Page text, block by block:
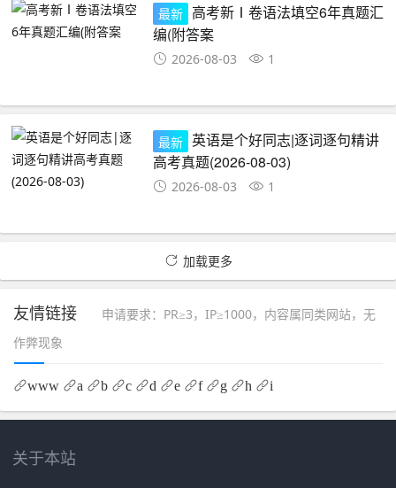
最新 高考新Ⅰ卷语法填空6年真题汇
编(附答案
2026-08-03 1
最新 英语是个好同志|逐词逐句精讲
高考真题(2026-08-03)
2026-08-03 1
加载更多
友情链接
申请要求：PR≥3，IP≥1000，内容属同类网站，无
作弊现象
www a b c d e f g h i
关于本站